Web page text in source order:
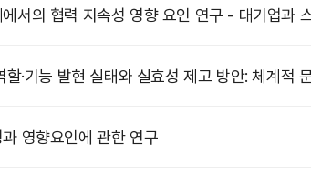
서의 협력 지속성 영향 요인 연구 - 대기업과
·기능 발현 실태와 실효성 제고 방안: 체계적
영향요인에 관한 연구